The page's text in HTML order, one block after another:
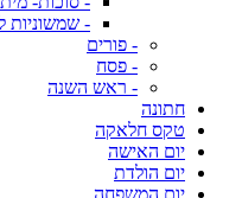
- שמשוניות
- פורים
- פסח
- ראש השנה
חתונה
טקס חלאקה
יום האישה
יום הולדת
יום המשפחה